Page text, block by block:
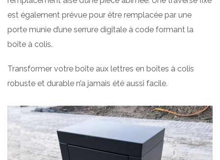
est également prévue pour être remplacée par une
porte munie d’une serrure digitale à code formant la
boîte à colis.
Transformer votre boîte aux lettres en boîtes à colis
robuste et durable n’a jamais été aussi facile.